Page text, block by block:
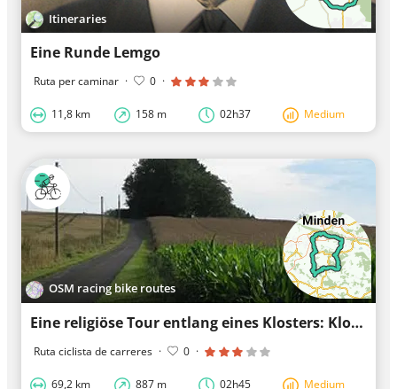
Itineraries
Eine Runde Lemgo
Ruta per caminar · 0 ·
11,8 km 158 m 02h37 Medium
OSM racing bike routes
Eine religiöse Tour entlang eines Klosters: Kloster Segenstal und St. Stephanskirche
Ruta ciclista de carreres · 0 ·
69,2 km 887 m 02h45 Medium